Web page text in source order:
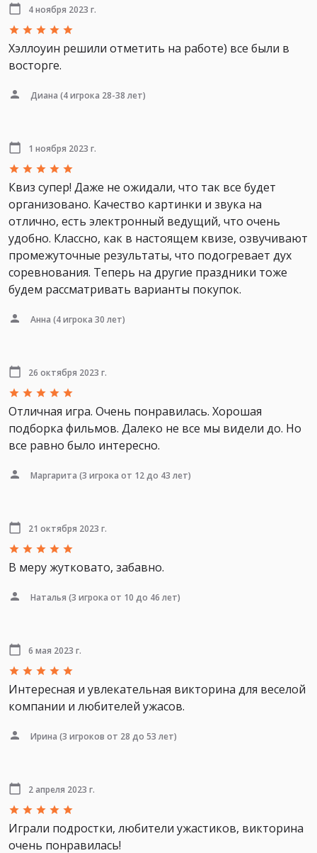
4 ноября 2023 г.
Хэллоуин решили отметить на работе) все были в
восторге.
Диана (4 игрока 28-38 лет)
1 ноября 2023 г.
Квиз супер! Даже не ожидали, что так все будет
организовано. Качество картинки и звука на
отлично, есть электронный ведущий, что очень
удобно. Классно, как в настоящем квизе, озвучивают
промежуточные результаты, что подогревает дух
соревнования. Теперь на другие праздники тоже
будем рассматривать варианты покупок.
Анна (4 игрока 30 лет)
26 октября 2023 г.
Отличная игра. Очень понравилась. Хорошая
подборка фильмов. Далеко не все мы видели до. Но
все равно было интересно.
Маргарита (3 игрока от 12 до 43 лет)
21 октября 2023 г.
В меру жутковато, забавно.
Наталья (3 игрока от 10 до 46 лет)
6 мая 2023 г.
Интересная и увлекательная викторина для веселой
компании и любителей ужасов.
Ирина (3 игроков от 28 до 53 лет)
2 апреля 2023 г.
Играли подростки, любители ужастиков, викторина
очень понравилась!